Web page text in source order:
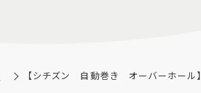
【シチズン 自動巻き オーバーホール】